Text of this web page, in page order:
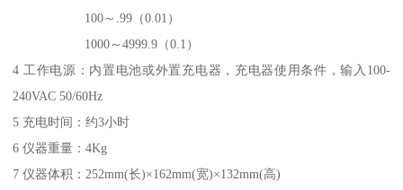
100～.99（0.01）
1000～4999.9（0.1）
4 工作电源：内置电池或外置充电器，充电器使用条件，输入100-
240VAC 50/60Hz
5 充电时间：约3小时
6 仪器重量：4Kg
7 仪器体积：252mm(长)×162mm(宽)×132mm(高)